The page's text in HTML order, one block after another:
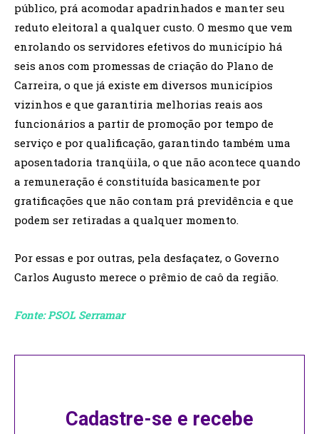
público, prá acomodar apadrinhados e manter seu
reduto eleitoral a qualquer custo. O mesmo que vem
enrolando os servidores efetivos do município há
seis anos com promessas de criação do Plano de
Carreira, o que já existe em diversos municípios
vizinhos e que garantiria melhorias reais aos
funcionários a partir de promoção por tempo de
serviço e por qualificação, garantindo também uma
aposentadoria tranqüila, o que não acontece quando
a remuneração é constituída basicamente por
gratificações que não contam prá previdência e que
podem ser retiradas a qualquer momento.
Por essas e por outras, pela desfaçatez, o Governo
Carlos Augusto merece o prêmio de caô da região.
Fonte: PSOL Serramar
Cadastre-se e recebe